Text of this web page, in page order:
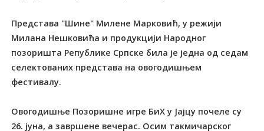
Представа "Шине" Милене Марковић, у режији
Милана Нешковића и продукцији Народног
позоришта Републике Српске била је једна од седам
селектованих представа на овогодишњем
фестивалу.
Овогодишње Позоришне игре БиХ у Јајцу почеле су
26. јуна, а завршене вечерас. Осим такмичарског